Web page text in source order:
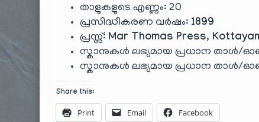
താളുകളുടെ എണ്ണം: 20
പ്രസിദ്ധീകരണ വർഷം: 1899
പ്രസ്സ്: Mar Thomas Press,
സ്കാനുകൾ ലഭ്യമായ പ്രധാന താൾ/
സ്കാനുകൾ ലഭ്യമായ പ്രധാന താൾ/
Share this:
Print Email Facebook